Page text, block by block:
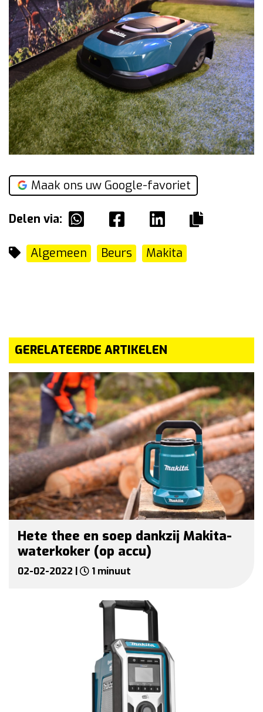
Maak ons uw Google-favoriet
Delen via:
Algemeen Beurs Makita
GERELATEERDE ARTIKELEN
Hete thee en soep dankzij Makita-
waterkoker (op accu)
02-02-2022 | 1 minuut